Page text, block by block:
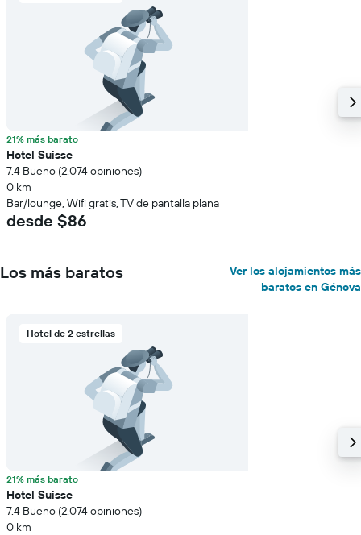
21% más barato
Hotel Suisse
7.4 Bueno (2.074 opiniones)
0 km
Bar/lounge, Wifi gratis, TV de pantalla plana
desde $86
Los más baratos
Ver los alojamientos más
baratos en Génova
Hotel de 2 estrellas
21% más barato
Hotel Suisse
7.4 Bueno (2.074 opiniones)
0 km